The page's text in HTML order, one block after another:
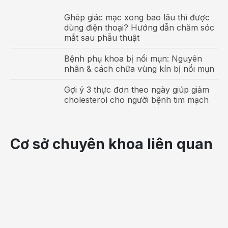
sinh thườngvừa giúp mẹ khỏe, con khỏe
mà lại tiết kiệm cũng như hạn chế biến chứng.
Những yếu tố giúp mẹ bầu dễ sinh thường
thể sinh thường là rất cao:
Ghép giác mạc xong bao lâu thì được
dùng điện thoại? Hướng dẫn chăm sóc
mắt sau phẫu thuật
Bệnh phụ khoa bị nổi mụn: Nguyên
nhân & cách chữa vùng kín bị nổi mụn
Gợi ý 3 thực đơn theo ngày giúp giảm
cholesterol cho người bệnh tim mạch
Cơ sở chuyên khoa liên quan